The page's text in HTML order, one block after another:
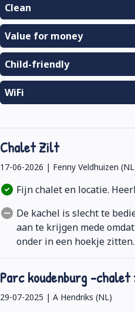
Clean
Value for money
Child-friendly
WiFi
Chalet Zilt
17-06-2026 | Fenny Veldhuizen
Fijn chalet en locatie.
De kachel is slecht te
aan te krijgen mede
onder in een hoekje zitten.
Parc koudenburg -
29-07-2025 | A Hendriks (NL)